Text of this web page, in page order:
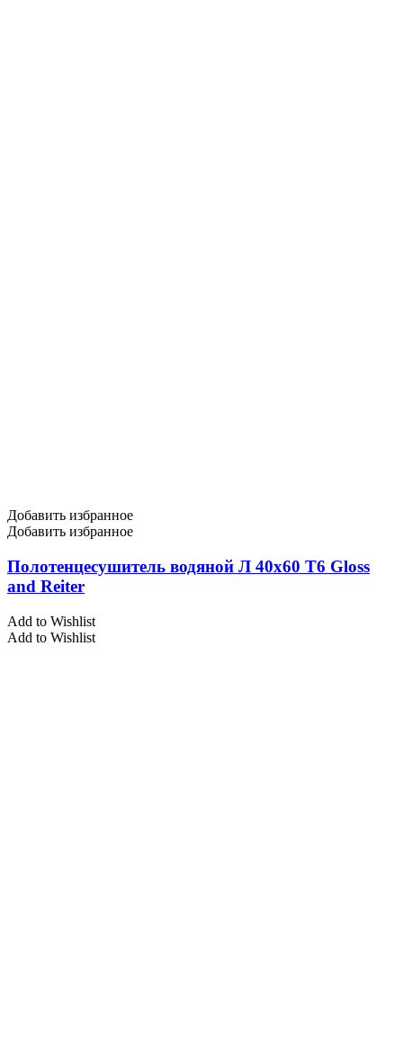
Добавить избранное
Добавить избранное
Полотенцесушитель водяной Л 40х60 Т6 Gloss
and Reiter
Add to Wishlist
Add to Wishlist